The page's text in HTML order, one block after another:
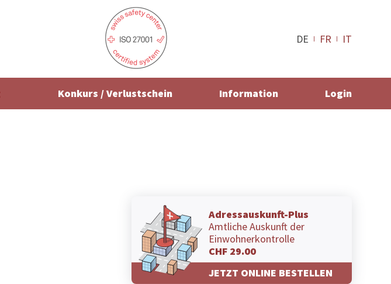
DE FR IT
Konkurs / Verlustschein Information Login
Adressauskunft-Plus
Amtliche Auskunft der
Einwohnerkontrolle
CHF 29.00
JETZT ONLINE BESTELLEN